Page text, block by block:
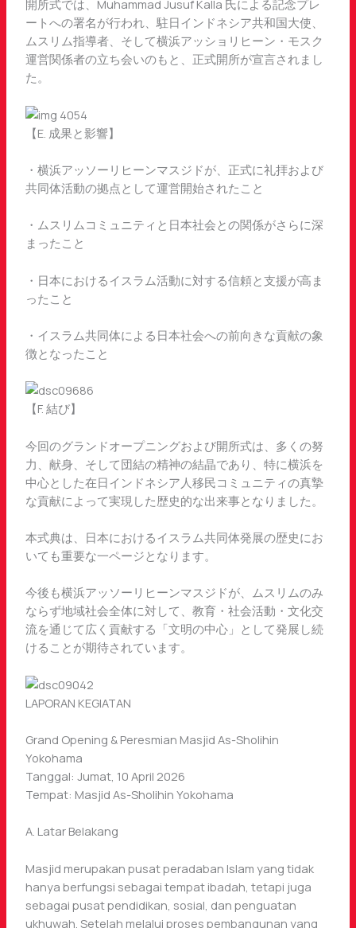
開所式では、Muhammad Jusuf Kalla 氏による記念プレ
ートへの署名が行われ、駐日インドネシア共和国大使、
ムスリム指導者、そして横浜アッショリヒーン・モスク
運営関係者の立ち会いのもと、正式開所が宣言されまし
た。
【E. 成果と影響】
・横浜アッソーリヒーンマスジドが、正式に礼拝および
共同体活動の拠点として運営開始されたこと
・ムスリムコミュニティと日本社会との関係がさらに深
まったこと
・日本におけるイスラム活動に対する信頼と支援が高ま
ったこと
・イスラム共同体による日本社会への前向きな貢献の象
徴となったこと
【F. 結び】
今回のグランドオープニングおよび開所式は、多くの努
力、献身、そして団結の精神の結晶であり、特に横浜を
中心とした在日インドネシア人移民コミュニティの真摯
な貢献によって実現した歴史的な出来事となりました。
本式典は、日本におけるイスラム共同体発展の歴史にお
いても重要な一ページとなります。
今後も横浜アッソーリヒーンマスジドが、ムスリムのみ
ならず地域社会全体に対して、教育・社会活動・文化交
流を通じて広く貢献する「文明の中心」として発展し続
けることが期待されています。
LAPORAN KEGIATAN
Grand Opening & Peresmian Masjid As-Sholihin
Yokohama
Tanggal: Jumat, 10 April 2026
Tempat: Masjid As-Sholihin Yokohama
A. Latar Belakang
Masjid merupakan pusat peradaban Islam yang tidak
hanya berfungsi sebagai tempat ibadah, tetapi juga
sebagai pusat pendidikan, sosial, dan penguatan
ukhuwah. Setelah melalui proses pembangunan yang